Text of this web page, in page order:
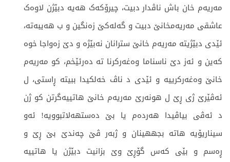
مەریەم خان باش ناڤدار دبیت، چیرۆکەک هەیە دبێژن لاوەک
عاشقی مەریەمخانێ دبیت و گەلەکێ زەنگین و ب هەیبەتە،
ئێدی دبێژیتە مەریەم خانێ سترانان نەبێژە و دێ زەواجا خوە
کەین و ئەز دێ ناسناما وەغەرکرنا تە دەرئێخم، کو مەریەم
خانێ وەغەرکرییە و ئێدی د ناڤ خەلکیدا ببیتە ڕاستی، ل
ئەڤێرێ ژی ڕێ ل هونەرێ مەریەم خانێ هاتییەگرتن کو ژن
د ئەڤی بیاڤیدا هەردەم یا بێ دەستهەلاتبوویە! ئەو
سیناریۆیە هاتە بجههینان و ژبەر ڤێ چەندێ بێ ڕێ و
ڕەسم و بێی کەس گۆڕێ وێ بزانیت دبێژن یا هاتییە